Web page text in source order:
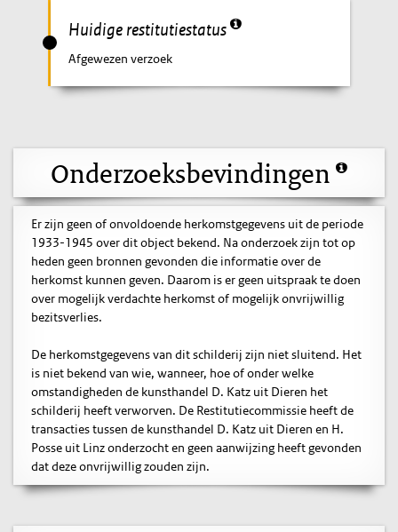
Huidige restitutiestatus
Afgewezen verzoek
Onderzoeksbevindingen
Er zijn geen of onvoldoende herkomstgegevens uit de periode
1933-1945 over dit object bekend. Na onderzoek zijn tot op
heden geen bronnen gevonden die informatie over de
herkomst kunnen geven. Daarom is er geen uitspraak te doen
over mogelijk verdachte herkomst of mogelijk onvrijwillig
bezitsverlies.
De herkomstgegevens van dit schilderij zijn niet sluitend. Het
is niet bekend van wie, wanneer, hoe of onder welke
omstandigheden de kunsthandel D. Katz uit Dieren het
schilderij heeft verworven. De Restitutiecommissie heeft de
transacties tussen de kunsthandel D. Katz uit Dieren en H.
Posse uit Linz onderzocht en geen aanwijzing heeft gevonden
dat deze onvrijwillig zouden zijn.